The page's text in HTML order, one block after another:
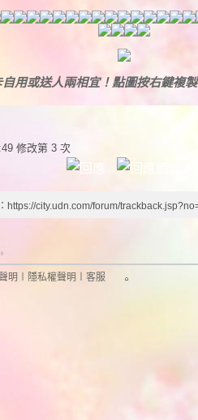
自用或送人兩相宜！點圖按右鍵複
修改第 3 次
https://city.udn.com/forum/
明 隱私權聲明 客服